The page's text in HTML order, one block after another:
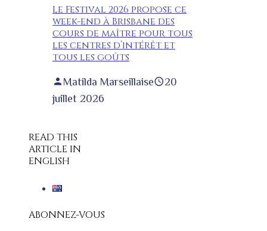
Le Festival 2026 propose ce
week-end à Brisbane des
cours de maître pour tous
les centres d’intérêt et
tous les goûts
Matilda Marseillaise
20
juillet 2026
READ THIS
ARTICLE IN
ENGLISH
ABONNEZ-VOUS